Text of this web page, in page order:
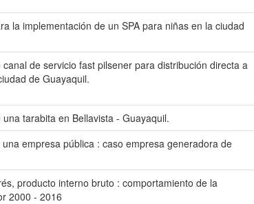
la implementación de un SPA para niñas en la ciudad
de servicio fast pilsener para distribución directa a
de Guayaquil.
tarabita en Bellavista - Guayaquil.
empresa pública : caso empresa generadora de
producto interno bruto : comportamiento de la
2000 - 2016